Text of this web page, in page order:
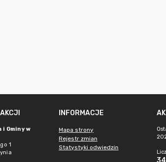
i Gminy w
1
INFORMACJE
Mapa strony
Rejestr zmian
Statystyki odwiedzin